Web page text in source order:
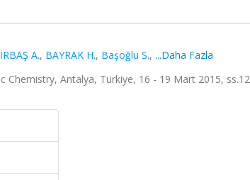
A., BAYRAK H., Başoğlu S., ...Daha Fazla
Chemistry, Antalya, Türkiye, 16 - 19 Mart 2015,